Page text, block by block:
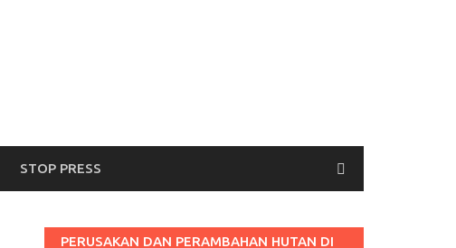
STOP PRESS
PERUSAKAN DAN PERAMBAHAN HUTAN DI